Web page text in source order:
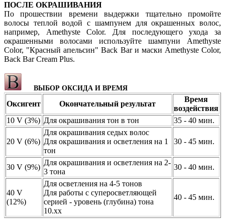
ПОСЛЕ ОКРАШИВАНИЯ
По прошествии времени выдержки тщательно промойте
волосы теплой водой с шампунем для окрашенных волос,
например, Amethyste Color. Для последующего ухода за
окрашенными волосами используйте шампуни Amethyste
Color, "Красный апельсин" Back Bar и маски Amethyste Color,
Back Bar Cream Plus.
ВЫБОР ОКСИДА И ВРЕМЯ
Оксигент Окончательный результат
Время
воздействия
10 V (3%) Для окрашивания тон в тон 35 - 40 мин.
20 V (6%)
Для окрашивания седых волос
Для окрашивания и осветления на 1
тон
30 - 45 мин.
30 V (9%)
Для окрашивания и осветления на 2-
3 тона
30 - 40 мин.
40 V
(12%)
Для осветления на 4-5 тонов
Для работы с суперосветляющей
серией - уровень (глубина) тона
10.хх
40 - 45 мин.